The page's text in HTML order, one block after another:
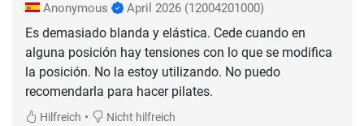
Anonymous April 2026 (12004201000)
Es demasiado blanda y elástica. Cede cuando en
alguna posición hay tensiones con lo que se modifica
la posición. No la estoy utilizando. No puedo
recomendarla para hacer pilates.
Hilfreich • Nicht hilfreich